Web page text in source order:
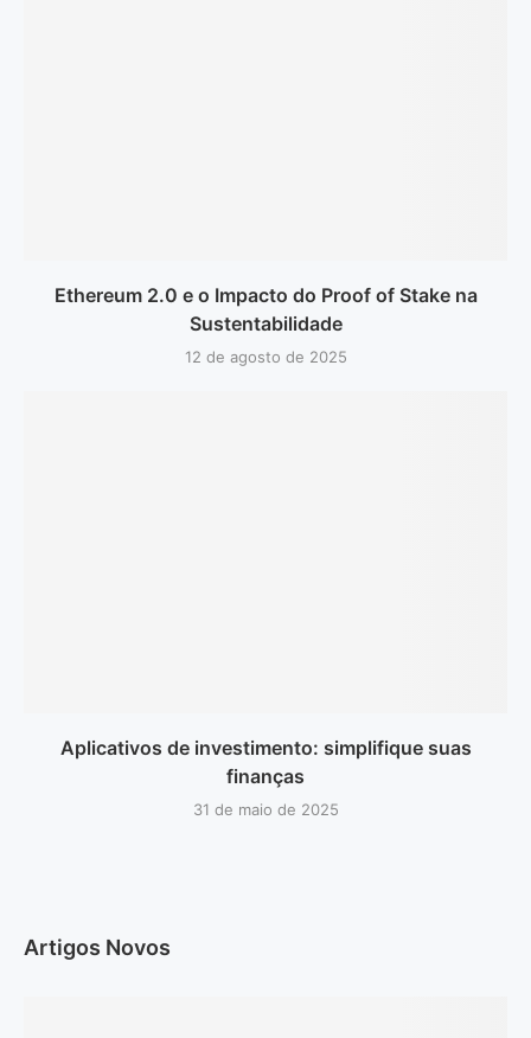
Ethereum 2.0 e o Impacto do Proof of Stake na
Sustentabilidade
12 de agosto de 2025
Aplicativos de investimento: simplifique suas
finanças
31 de maio de 2025
Artigos Novos